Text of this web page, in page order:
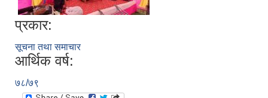
प्रकार:
सूचना तथा समाचार
आर्थिक वर्ष:
७८/७९